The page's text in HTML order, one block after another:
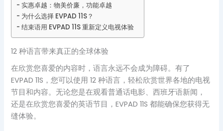
实惠卓越：物美价廉，功能卓越
为什么选择 EVPAD 11S？
结束语用 EVPAD 11S 重新定义电视体验
12 种语言带来真正的全球体验
在欣赏您喜爱的内容时，语言永远不会成为障碍。有了
EVPAD 11S，您可以使用 12 种语言，轻松欣赏世界各地的电视
节目和内容。无论您是在观看普通话电影、西班牙语新闻，
还是在欣赏您喜爱的英语节目，EVPAD 11S 都能确保您获得无
缝体验。